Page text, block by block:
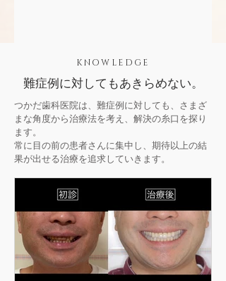
KNOWLEDGE
難症例に対してもあきらめない。
つかだ歯科医院は、難症例に対しても、さまざ
まな角度から治療法を考え、解決の糸口を探り
ます。
常に目の前の患者さんに集中し、期待以上の結
果が出せる治療を追求していきます。